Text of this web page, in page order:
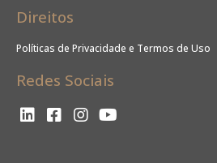
Direitos
Políticas de Privacidade e Termos de Uso
Redes Sociais